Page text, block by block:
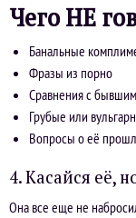
Чего НЕ
Банальные
Фразы из порно
Сравнения с
Грубые или
Вопросы о её
4. Касайся её,
Она все еще не